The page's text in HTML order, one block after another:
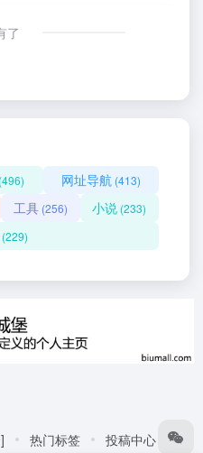
了
(496) 网址导航 (413)
工具(256) 小说 (233)
(229)
热门标签 投稿中心